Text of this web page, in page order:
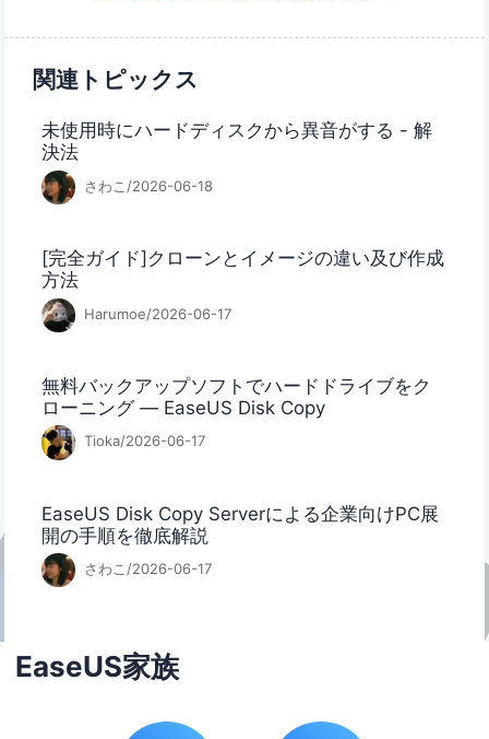
関連トピックス
未使用時にハードディスクから異音がする - 解
決法
さわこ/2026-06-18
[完全ガイド]クローンとイメージの違い及び作成
方法
Harumoe/2026-06-17
無料バックアップソフトでハードドライブをク
ローニング ― EaseUS Disk Copy
Tioka/2026-06-17
EaseUS Disk Copy Serverによる企業向けPC展
開の手順を徹底解説
さわこ/2026-06-17
EaseUS家族